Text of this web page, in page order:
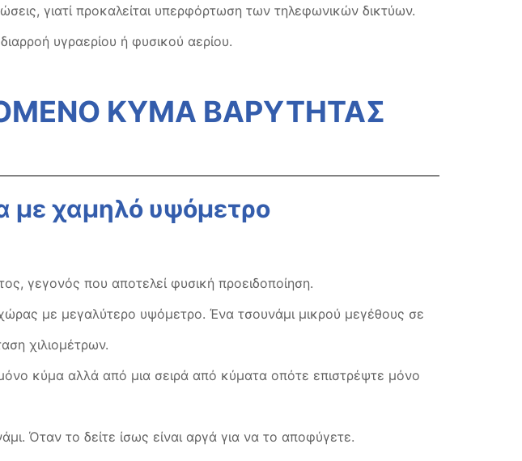
γιατί προκαλείται υπερφόρτωση των τηλεφωνικών δικτύων.
υγραερίου ή φυσικού αερίου.
ΚΥΜΑ ΒΑΡΥΤΗΤΑΣ
με χαμηλό υψόμετρο
γεγονός που αποτελεί φυσική προειδοποίηση.
με μεγαλύτερο υψόμετρο. Ένα τσουνάμι μικρού μεγέθους σε
χιλιομέτρων.
κύμα αλλά από μια σειρά από κύματα οπότε επιστρέψτε μόνο
Όταν το δείτε ίσως είναι αργά για να το αποφύγετε.